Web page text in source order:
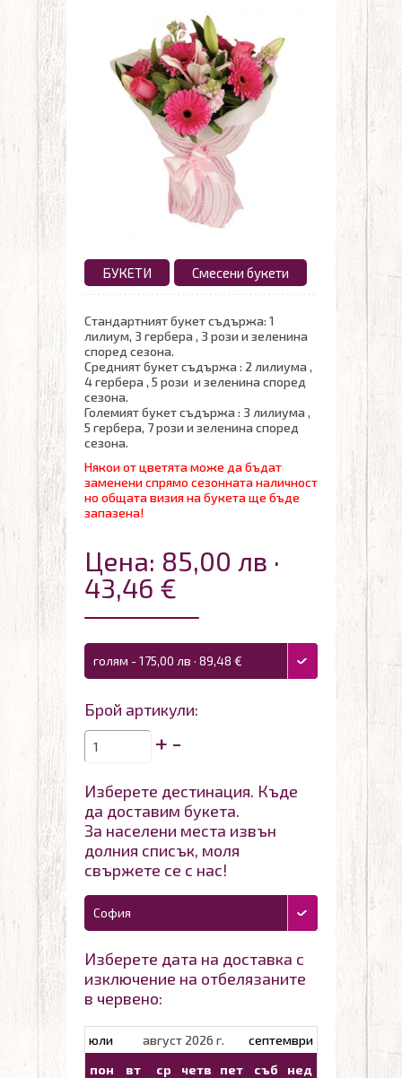
БУКЕТИ Смесени букети
Стандартният букет съдържа: 1
лилиум, 3 гербера , 3 рози и зеленина
според сезона.
Средният букет съдържа : 2 лилиума ,
4 гербера , 5 рози и зеленина според
сезона.
Големият букет съдържа : 3 лилиума ,
5 гербера, 7 рози и зеленина според
сезона.
Някои от цветята може да бъдат
заменени спрямо сезонната наличност
но общата визия на букета ще бъде
запазена!
Цена: 85,00 лв ·
43,46 €
голям - 175,00 лв · 89,48 €
Брой артикули:
+ -
Изберете дестинация. Къде
да доставим букета.
За населени места извън
долния списък, моля
свържете се с нас!
София
Изберете дата на доставка с
изключение на отбелязаните
в червено:
юли август 2026 г.
септември
пон
вт ср четв пет съб
нед